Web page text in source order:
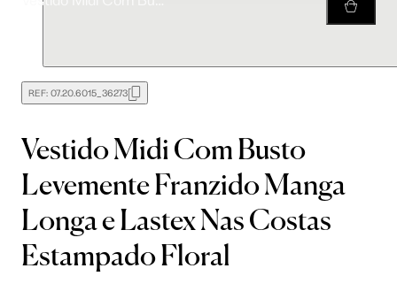
REF: 07.20.6015_36273
Vestido Midi Com Busto
Levemente Franzido Manga
Longa e Lastex Nas Costas
Estampado Floral